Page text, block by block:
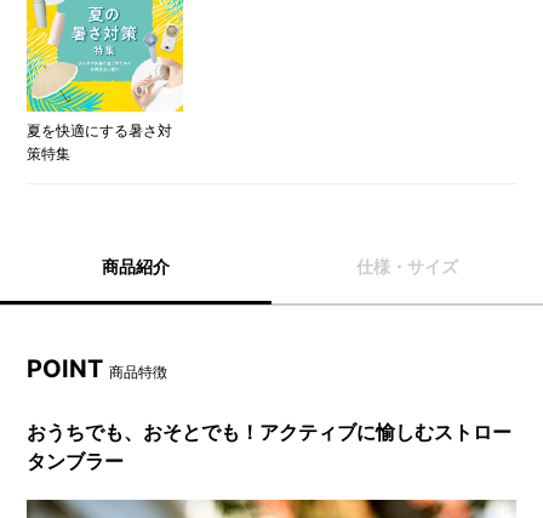
夏を快適にする暑さ対
策特集
商品紹介 仕様・サイズ
POINT商品特徴
おうちでも、おそとでも！アクティブに愉しむストロー
タンブラー